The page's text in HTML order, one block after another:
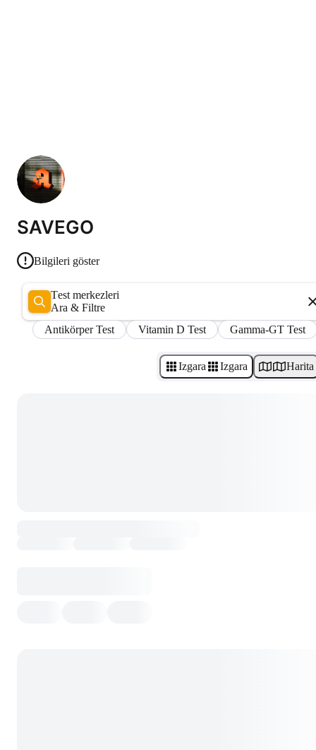
SAVEGO
Bilgileri göster
Test merkezleri
Ara & Filtre
Antikörper Test
Vitamin D Test Gamma-GT Test
Izgara Izgara Harita